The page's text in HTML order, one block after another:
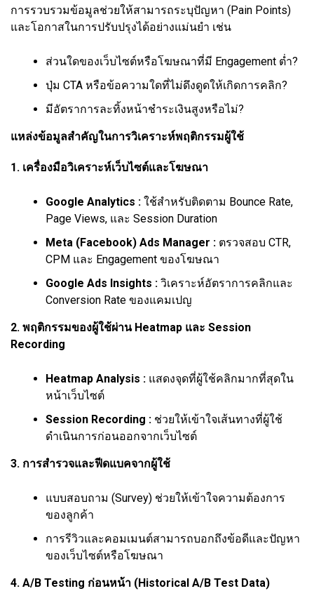
การรวบรวมข้อมูลช่วยให้สามารถระบุปัญหา (Pain Points)
และโอกาสในการปรับปรุงได้อย่างแม่นยำ เช่น
ส่วนใดของเว็บไซต์หรือโฆษณาที่มี Engagement ต่ำ?
ปุ่ม CTA หรือข้อความใดที่ไม่ดึงดูดให้เกิดการคลิก?
มีอัตราการละทิ้งหน้าชำระเงินสูงหรือไม่?
แหล่งข้อมูลสำคัญในการวิเคราะห์พฤติกรรมผู้ใช้
1. เครื่องมือวิเคราะห์เว็บไซต์และโฆษณา
Google Analytics : ใช้สำหรับติดตาม Bounce Rate,
Page Views, และ Session Duration
Meta (Facebook) Ads Manager : ตรวจสอบ CTR,
CPM และ Engagement ของโฆษณา
Google Ads Insights : วิเคราะห์อัตราการคลิกและ
Conversion Rate ของแคมเปญ
2. พฤติกรรมของผู้ใช้ผ่าน Heatmap และ Session
Recording
Heatmap Analysis : แสดงจุดที่ผู้ใช้คลิกมากที่สุดใน
หน้าเว็บไซต์
Session Recording : ช่วยให้เข้าใจเส้นทางที่ผู้ใช้
ดำเนินการก่อนออกจากเว็บไซต์
3. การสำรวจและฟีดแบคจากผู้ใช้
แบบสอบถาม (Survey) ช่วยให้เข้าใจความต้องการ
ของลูกค้า
การรีวิวและคอมเมนต์สามารถบอกถึงข้อดีและปัญหา
ของเว็บไซต์หรือโฆษณา
4. A/B Testing ก่อนหน้า (Historical A/B Test Data)